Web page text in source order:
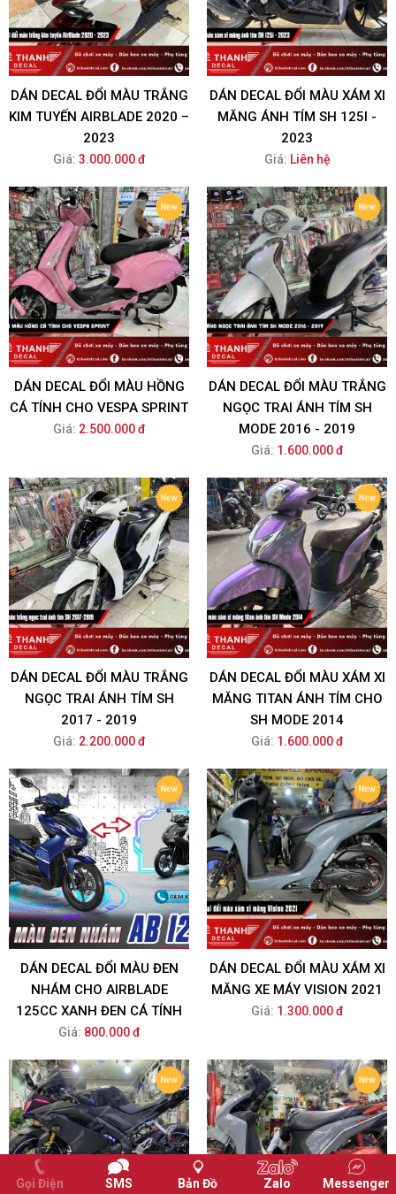
DÁN DECAL ĐỔI MÀU TRẮNG
KIM TUYẾN AIRBLADE 2020 –
2023
Giá: 3.000.000 đ
DÁN DECAL ĐỔI MÀU XÁM XI
MĂNG ÁNH TÍM SH 125I -
2023
Giá: Liên hệ
DÁN DECAL ĐỔI MÀU HỒNG
CÁ TÍNH CHO VESPA SPRINT
Giá: 2.500.000 đ
DÁN DECAL ĐỔI MÀU TRẮNG
NGỌC TRAI ÁNH TÍM SH
MODE 2016 - 2019
Giá: 1.600.000 đ
DÁN DECAL ĐỔI MÀU TRẮNG
NGỌC TRAI ÁNH TÍM SH
2017 - 2019
Giá: 2.200.000 đ
DÁN DECAL ĐỔI MÀU XÁM XI
MĂNG TITAN ÁNH TÍM CHO
SH MODE 2014
Giá: 1.600.000 đ
DÁN DECAL ĐỔI MÀU ĐEN
NHÁM CHO AIRBLADE
125CC XANH ĐEN CÁ TÍNH
Giá: 800.000 đ
DÁN DECAL ĐỔI MÀU XÁM XI
MĂNG XE MÁY VISION 2021
Giá: 1.300.000 đ
Gọi Điện SMS Bản Đồ Zalo Messenger